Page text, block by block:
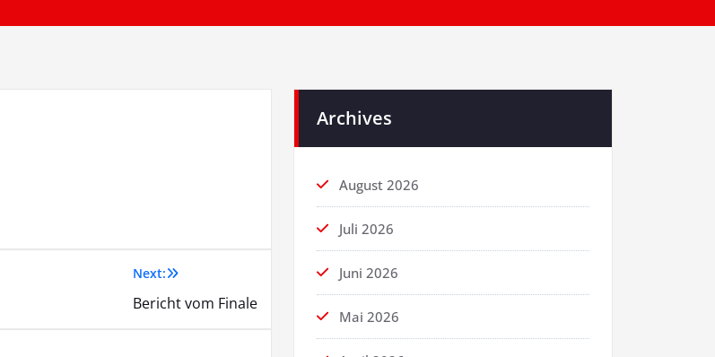
Next:
Bericht vom Finale
Archives
August 2026
Juli 2026
Juni 2026
Mai 2026